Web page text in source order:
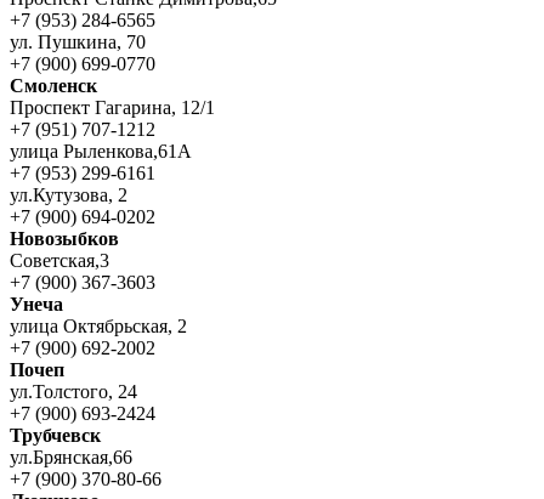
+7 (953) 284-6565
ул. Пушкина, 70
+7 (900) 699-0770
Смоленск
Проспект Гагарина, 12/1
+7 (951) 707-1212
улица Рыленкова,61А
+7 (953) 299-6161
ул.Кутузова, 2
+7 (900) 694-0202
Новозыбков
Советская,3
+7 (900) 367-3603
Унеча
улица Октябрьская, 2
+7 (900) 692-2002
Почеп
ул.Толстого, 24
+7 (900) 693-2424
Трубчевск
ул.Брянская,66
+7 (900) 370-80-66